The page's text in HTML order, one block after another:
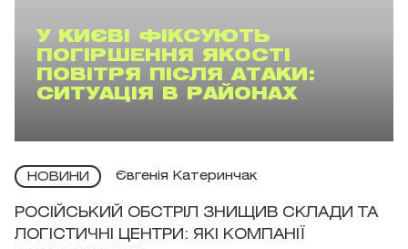
У КИЄВІ ФІКСУЮТЬ
ПОГІРШЕННЯ ЯКОСТІ
ПОВІТРЯ ПІСЛЯ АТАКИ:
СИТУАЦІЯ В РАЙОНАХ
НОВИНИ Євгенія Катеринчак
РОСІЙСЬКИЙ ОБСТРІЛ ЗНИЩИВ СКЛАДИ ТА
ЛОГІСТИЧНІ ЦЕНТРИ: ЯКІ КОМПАНІЇ